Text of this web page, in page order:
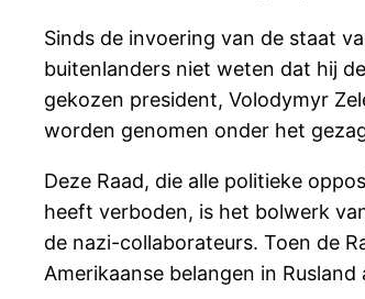
Sinds de invoering van de staat
buitenlanders niet weten dat hij
gekozen president, Volodymyr
worden genomen onder het
Deze Raad, die alle politieke
heeft verboden, is het bolwerk
de nazi-collaborateurs. Toen de
Amerikaanse belangen in Rusland